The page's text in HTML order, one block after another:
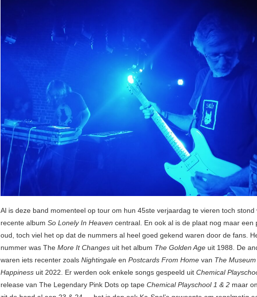
Al is deze band momenteel op tour om hun 45ste verjaardag te vieren toch stond
recente album So Lonely In Heaven centraal. En ook al is de plaat nog maar een
oud, toch viel het op dat de nummers al heel goed gekend waren door de fans.
nummer was The More It Changes uit het album The Golden Age uit 1988. De
waren iets recenter zoals Nightingale en Postcards From Home van The
Happiness uit 2022. Er werden ook enkele songs gespeeld uit Chemical
release van The Legendary Pink Dots op tape Chemical Playschool 1 & 2 maar